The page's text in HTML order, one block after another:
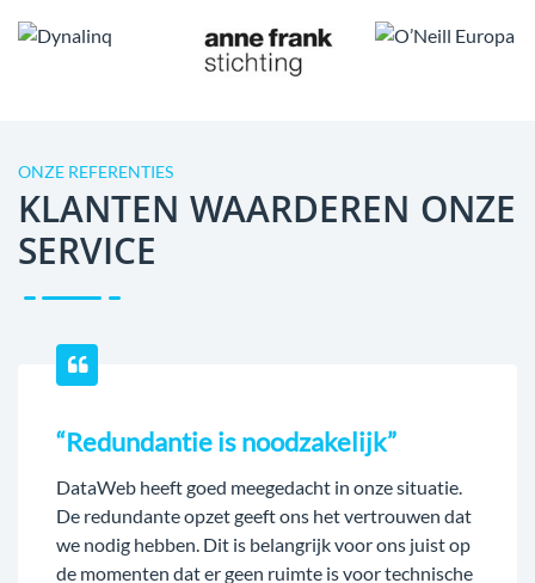
ONZE REFERENTIES
KLANTEN WAARDEREN ONZE
SERVICE
“Redundantie is noodzakelijk”
DataWeb heeft goed meegedacht in onze situatie.
De redundante opzet geeft ons het vertrouwen dat
we nodig hebben. Dit is belangrijk voor ons juist op
de momenten dat er geen ruimte is voor technische